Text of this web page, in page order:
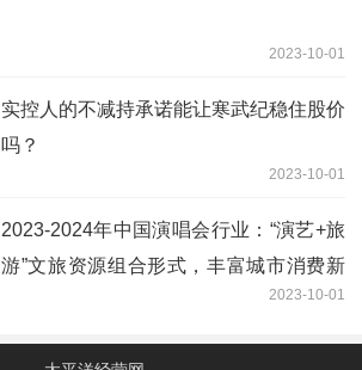
2023-10-01
实控人的不减持承诺能让寒武纪稳住股价
吗？
2023-10-01
2023-2024年中国演唱会行业：“演艺+旅
游”文旅资源组合形式，丰富城市消费新
2023-10-01